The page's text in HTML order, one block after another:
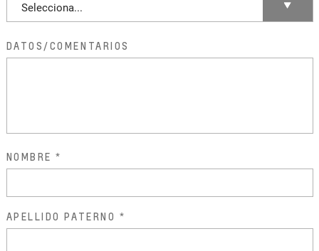
DATOS/COMENTARIOS
NOMBRE
APELLIDO PATERNO